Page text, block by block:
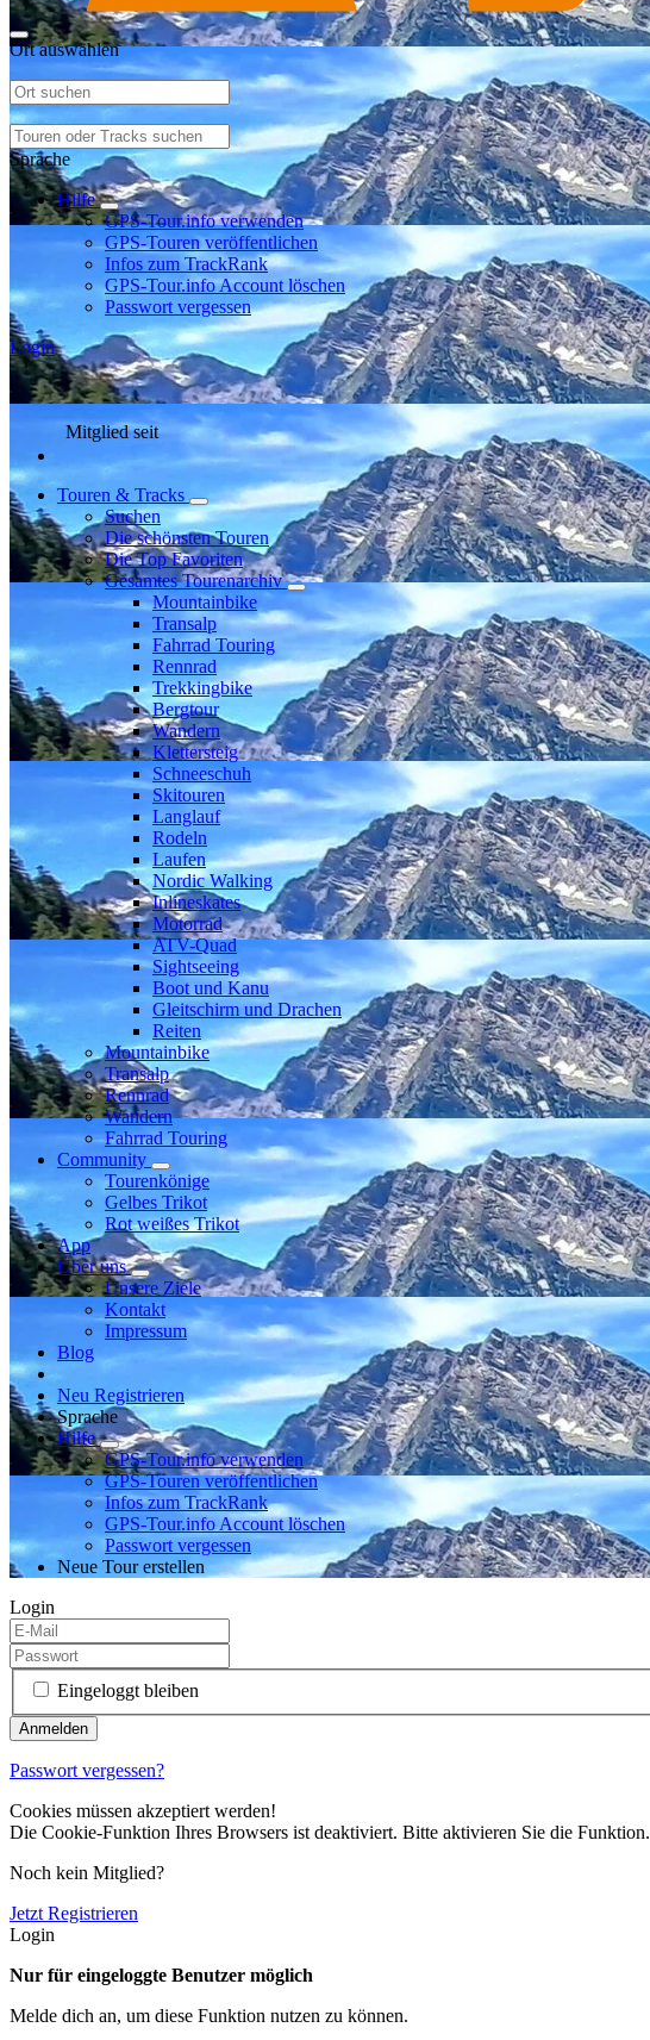
Ort auswählen
Sprache
Hilfe
GPS-Tour.info verwenden
GPS-Touren veröffentlichen
Infos zum TrackRank
GPS-Tour.info Account löschen
Passwort vergessen
Login
Mitglied seit
Touren & Tracks
Suchen
Die schönsten Touren
Die Top Favoriten
Gesamtes Tourenarchiv
Mountainbike
Transalp
Fahrrad Touring
Rennrad
Trekkingbike
Bergtour
Wandern
Klettersteig
Schneeschuh
Skitouren
Langlauf
Rodeln
Laufen
Nordic Walking
Inlineskates
Motorrad
ATV-Quad
Sightseeing
Boot und Kanu
Gleitschirm und Drachen
Reiten
Mountainbike
Transalp
Rennrad
Wandern
Fahrrad Touring
Community
Tourenkönige
Gelbes Trikot
Rot weißes Trikot
App
Über uns
Unsere Ziele
Kontakt
Impressum
Blog
Neu Registrieren
Sprache
Hilfe
GPS-Tour.info verwenden
GPS-Touren veröffentlichen
Infos zum TrackRank
GPS-Tour.info Account löschen
Passwort vergessen
Neue Tour erstellen
Login
Eingeloggt bleiben
Passwort vergessen?
Cookies müssen akzeptiert werden!
Die Cookie-Funktion Ihres Browsers ist deaktiviert. Bitte aktivieren Sie die Funktion.
Noch kein Mitglied?
Jetzt Registrieren
Login
Nur für eingeloggte Benutzer möglich
Melde dich an, um diese Funktion nutzen zu können.